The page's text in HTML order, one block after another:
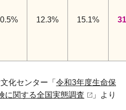
12.3% 15.1%
化センター「 令和3年度生命保
に関する全国実態調査
」より